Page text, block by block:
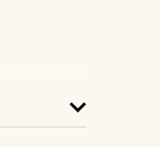
použité
den na